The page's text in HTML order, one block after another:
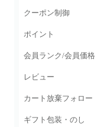
クーポン制御
ポイント
会員ランク/会員価格
レビュー
カート放棄フォロー
ギフト包装・のし